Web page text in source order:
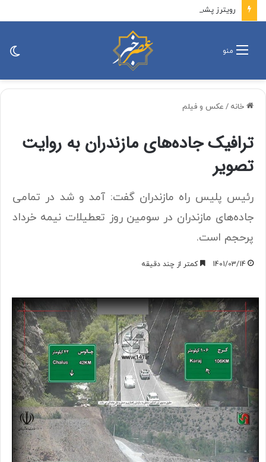
منو
خانه / عکس و فیلم
ترافیک جاده‌های مازندران به روایت
تصویر
رئیس پلیس راه مازندران گفت: آمد و شد در تمامی
جاده‌های مازندران در سومین روز تعطیلات نیمه خرداد
پرحجم است.
1401/03/14 کمتر از چند دقیقه